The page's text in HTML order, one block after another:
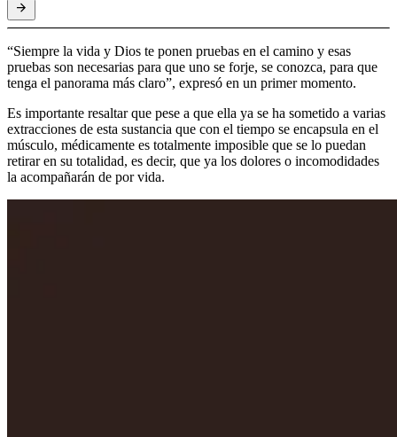
“Siempre la vida y Dios te ponen pruebas en el camino y esas
pruebas son necesarias para que uno se forje, se conozca, para que
tenga el panorama más claro”, expresó en un primer momento.
Es importante resaltar que pese a que ella ya se ha sometido a varias
extracciones de esta sustancia que con el tiempo se encapsula en el
músculo, médicamente es totalmente imposible que se lo puedan
retirar en su totalidad, es decir, que ya los dolores o incomodidades
la acompañarán de por vida.